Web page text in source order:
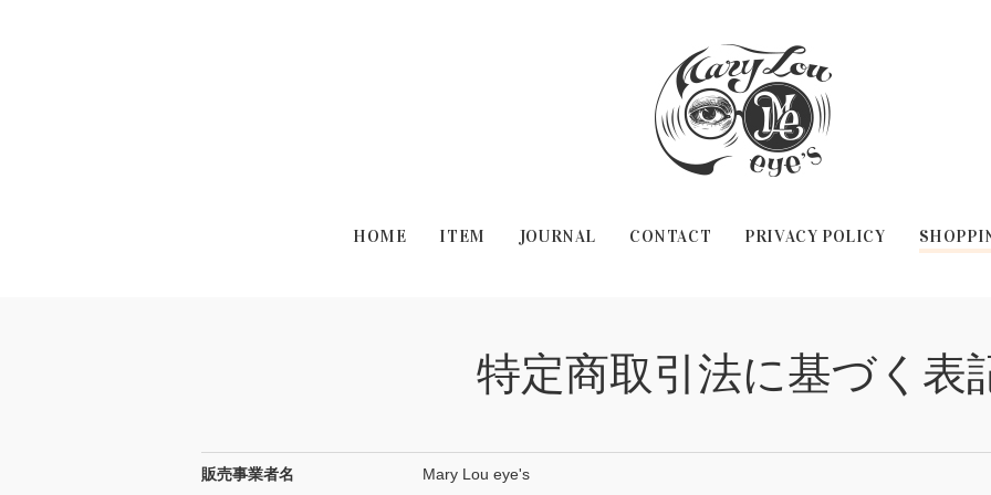
HOME ITEM JOURNAL CONTACT PRIVACY POLICY
特定商取引法に基づく表
販売事業者名 Mary Lou eye's